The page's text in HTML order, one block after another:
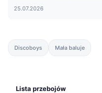
25.07.2026
Discoboys Mała baluje
Lista przebojów